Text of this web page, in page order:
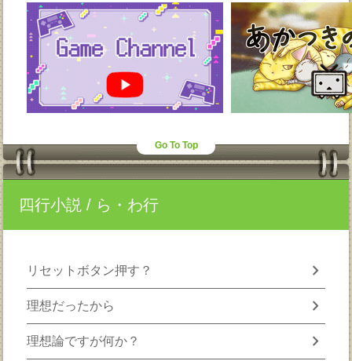
Go To Top
四行小説 / ら・わ行
リセットボタン押す？ chevron_right
理想だったから chevron_right
理想論ですが何か？ chevron_right